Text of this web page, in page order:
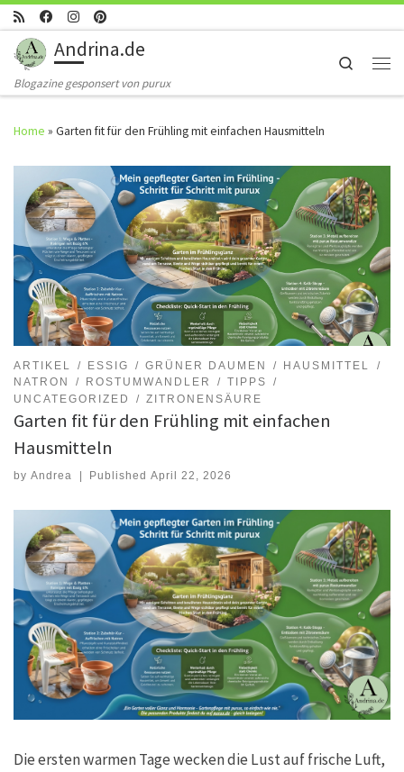
Skip to content
Andrina.de
Blogazine gesponsert von purux
Search
Home » Garten fit für den Frühling mit einfachen Hausmitteln
ARTIKEL ESSIG GRÜNER DAUMEN
HAUSMITTEL
NATRON
ROSTUMWANDLER
TIPPS
UNCATEGORIZED
ZITRONENSÄURE
Garten fit für den Frühling mit einfachen
Hausmitteln
by Andrea | PublishedApril 22, 2026
Die ersten warmen Tage wecken die Lust auf frische Luft,